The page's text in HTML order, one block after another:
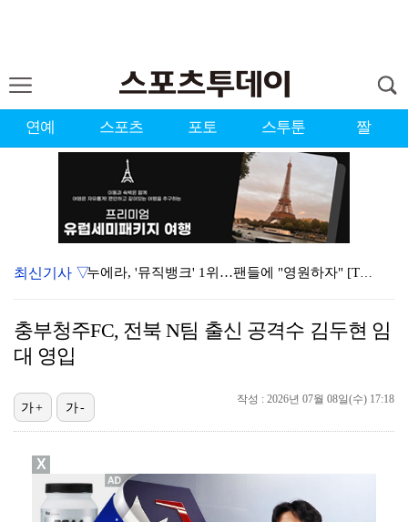
연예 스포츠 포토 스투툰 짤
누에라, '뮤직뱅크' 1위…팬들에 "영원하자" [TV캡…
폭발까지 5분…안보현·정은채, 목숨 건 사투 시작(재벌…
대한축구협회의 '심판 성접대'…최악의 경우 런던 올림픽…
최신기사 ▽
충부청주FC, 전북 N팀 출신 공격수 김두현 임
대 영입
작성 : 2026년 07월 08일(수) 17:18
가+ 가-
X